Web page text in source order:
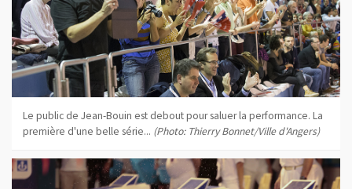
Le public de Jean-Bouin est debout pour saluer la performance. La
première d'une belle série... (Photo: Thierry Bonnet/Ville d'Angers)